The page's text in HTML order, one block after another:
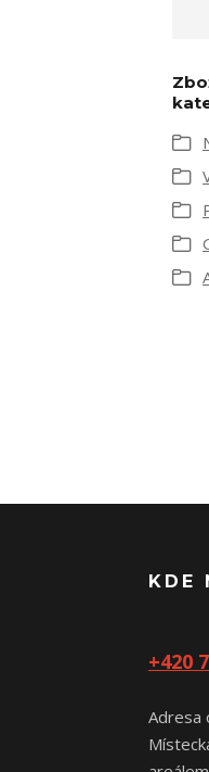
KDE
+420
Adresa